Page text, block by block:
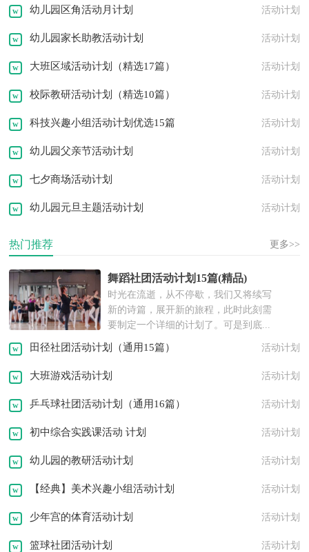
演讲稿
问候语
幼儿园区角活动月计划 活动计划
幼儿园家长助教活动计划 活动计划
大班区域活动计划（精选17篇） 活动计划
校际教研活动计划（精选10篇） 活动计划
科技兴趣小组活动计划优选15篇 活动计划
幼儿园父亲节活动计划 活动计划
七夕商场活动计划 活动计划
幼儿园元旦主题活动计划 活动计划
热门推荐 更多>>
舞蹈社团活动计划15篇(精品)
时光在流逝，从不停歇，我们又将续写
新的诗篇，展开新的旅程，此时此刻需
要制定一个详细的计划了。可是到底...
田径社团活动计划（通用15篇） 活动计划
大班游戏活动计划 活动计划
乒乓球社团活动计划（通用16篇） 活动计划
初中综合实践课活动 计划 活动计划
幼儿园的教研活动计划 活动计划
【经典】美术兴趣小组活动计划 活动计划
少年宫的体育活动计划 活动计划
篮球社团活动计划 活动计划